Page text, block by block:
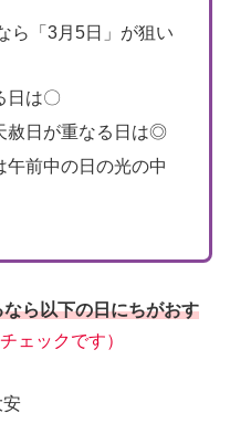
ら「3月5日」が狙い
日は〇
赦日が重なる日は◎
午前中の日の光の中
ら以下の日にちがおす
ェックです）